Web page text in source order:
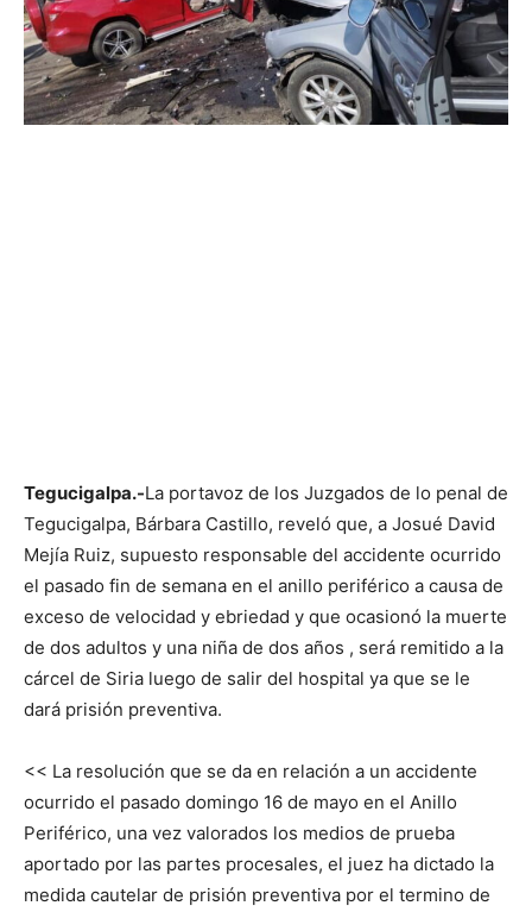
Tegucigalpa.-La portavoz de los Juzgados de lo penal de
Tegucigalpa, Bárbara Castillo, reveló que, a Josué David
Mejía Ruiz, supuesto responsable del accidente ocurrido
el pasado fin de semana en el anillo periférico a causa de
exceso de velocidad y ebriedad y que ocasionó la muerte
de dos adultos y una niña de dos años , será remitido a la
cárcel de Siria luego de salir del hospital ya que se le
dará prisión preventiva.
<< La resolución que se da en relación a un accidente
ocurrido el pasado domingo 16 de mayo en el Anillo
Periférico, una vez valorados los medios de prueba
aportado por las partes procesales, el juez ha dictado la
medida cautelar de prisión preventiva por el termino de